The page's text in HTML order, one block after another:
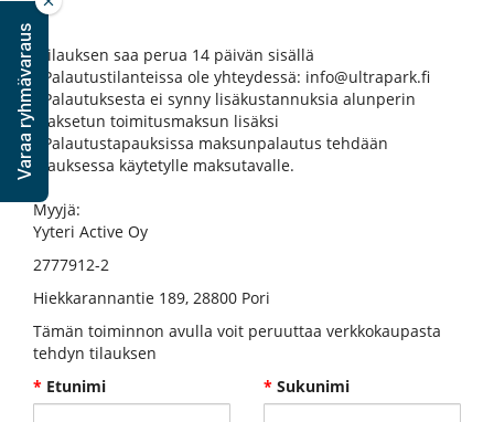
Varaa ryhmävaraus -Tilauksen saa perua 14 päivän sisällä
- Palautustilanteissa ole yhteydessä: info@ultrapark.fi
- Palautuksesta ei synny lisäkustannuksia alunperin
maksetun toimitusmaksun lisäksi
- Palautustapauksissa maksunpalautus tehdään
tilauksessa käytetylle maksutavalle.
Myyjä:
Yyteri Active Oy
2777912-2
Hiekkarannantie 189, 28800 Pori
Tämän toiminnon avulla voit peruuttaa verkkokaupasta
tehdyn tilauksen
* Etunimi * Sukunimi